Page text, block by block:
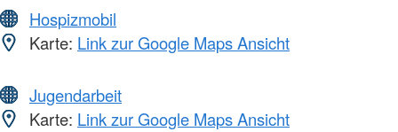
Hospizmobil
Karte: Link zur Google Maps Ansicht
Jugendarbeit
Karte: Link zur Google Maps Ansicht